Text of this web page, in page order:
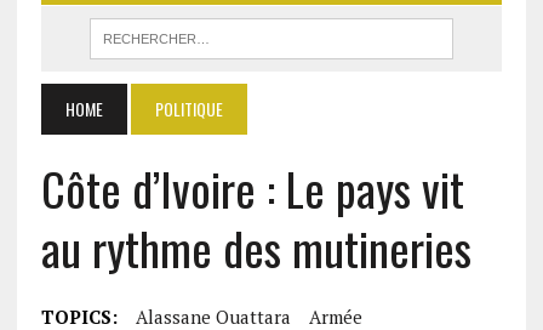
HOME POLITIQUE
Côte d’Ivoire : Le pays vit
au rythme des mutineries
TOPICS: Alassane Ouattara
Armée